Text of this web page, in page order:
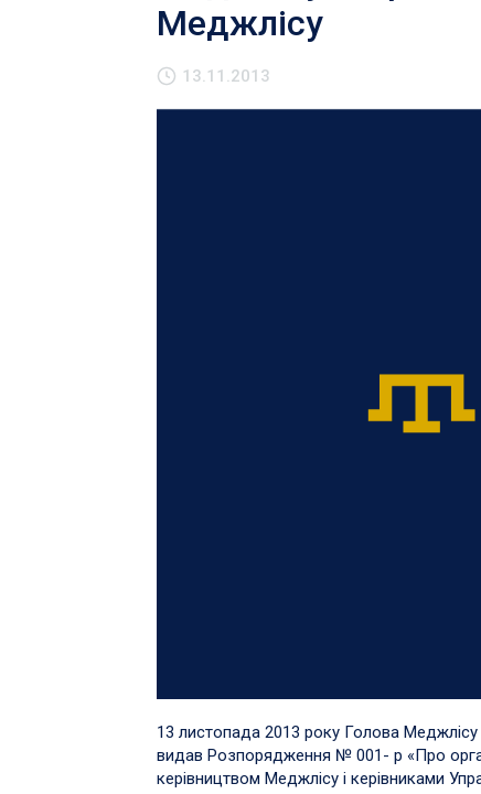
Меджлісу
13.11.2013
13 листопада 2013 року Голова
видав Розпорядження № 001- р «Про
керівництвом Меджлісу і керівниками